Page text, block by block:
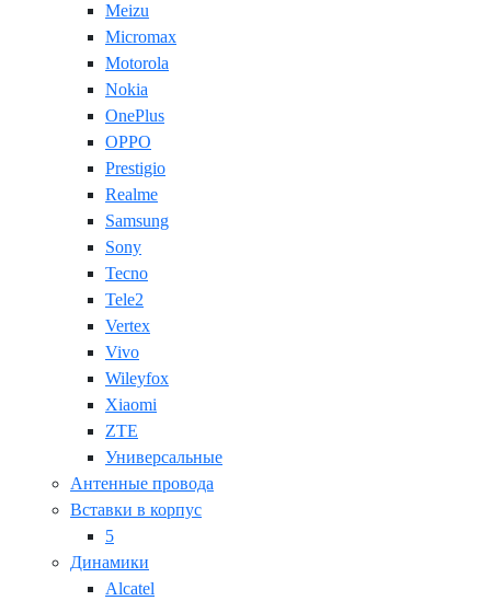
Meizu
Micromax
Motorola
Nokia
OnePlus
OPPO
Prestigio
Realme
Samsung
Sony
Tecno
Tele2
Vertex
Vivo
Wileyfox
Xiaomi
ZTE
Универсальные
Антенные провода
Вставки в корпус
5
Динамики
Alcatel